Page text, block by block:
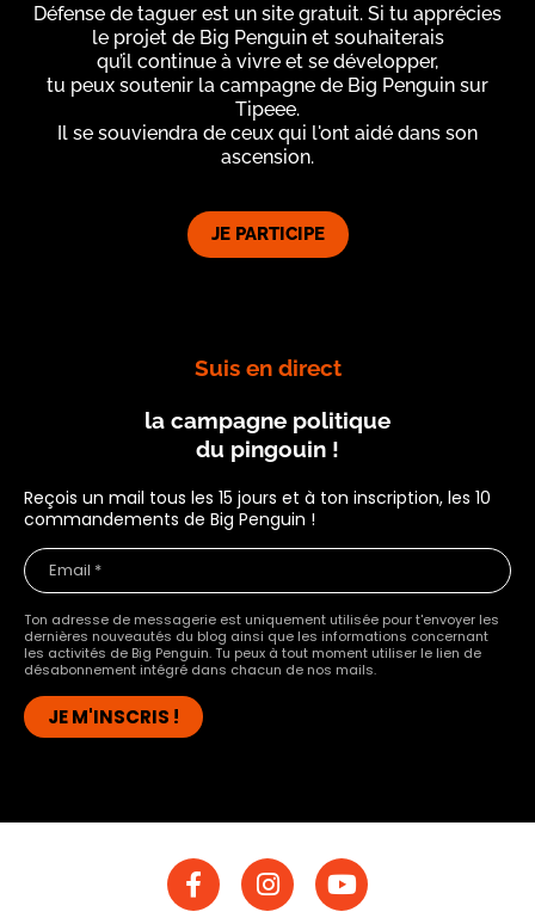
Défense de taguer est un site gratuit. Si tu apprécies
le projet de Big Penguin et souhaiterais
qu’il continue à vivre et se développer,
tu peux soutenir la campagne de Big Penguin sur
Tipeee.
Il se souviendra de ceux qui l'ont aidé dans son
ascension.
JE PARTICIPE
Suis en direct
la campagne politique
du pingouin !
Reçois un mail tous les 15 jours et à ton inscription, les 10
commandements de Big Penguin !
Ton adresse de messagerie est uniquement utilisée pour t'envoyer les
dernières nouveautés du blog ainsi que les informations concernant
les activités de Big Penguin. Tu peux à tout moment utiliser le lien de
désabonnement intégré dans chacun de nos mails.
a
c
n
s
o
u